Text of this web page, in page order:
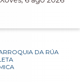
DA RÚA